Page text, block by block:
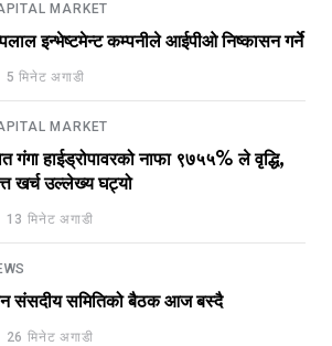
MARKET
इन्भेष्टमेन्ट कम्पनीले आईपीओ निष्कासन गर्ने
5 मिनेट अगाडी
MARKET
गंगा हाईड्रोपावरको नाफा ९७५५% ले वृद्धि,
खर्च उल्लेख्य घट्यो
13 मिनेट अगाडी
संसदीय समितिको बैठक आज बस्दै
26 मिनेट अगाडी